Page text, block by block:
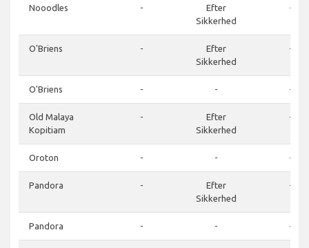
Nooodles -
Efter
Sikkerhed
-
O'Briens -
Efter
Sikkerhed
-
O'Briens - - -
Old Malaya
Kopitiam
-
Efter
Sikkerhed
-
Oroton - - -
Pandora -
Efter
Sikkerhed
-
Pandora - - -